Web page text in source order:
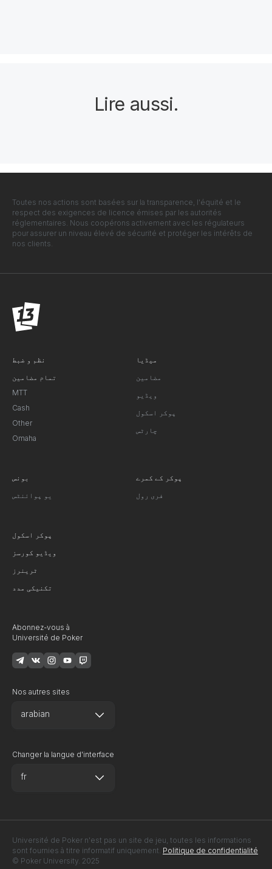
Lire aussi.
Toutes nos actions sont basées sur la transparence, l'équité et le
respect des exigences de licence émises par les autorités
réglementaires. Nous coopérons activement avec les régulateurs
pour assurer un niveau élevé de sécurité et protéger les intérêts de
nos clients.
نظم و ضبط
تمام مضامین
MTT
Cash
Other
Omaha
میڈیا
مضامین
ویڈیو
پوکر اسکول
چارٹس
بونس
یو پوائنٹس
پوکر کے کمرے
فری رول
پوکر اسکول
ویڈیو کورسز
ٹرینرز
تکنیکی مدد
Abonnez-vous à
Université de Poker
Nos autres sites
arabian
Changer la langue d'interface
fr
© Poker University. 2025
Université de Poker n'est pas un site de jeu, toutes les informations
sont fournies à titre informatif uniquement. Politique de confidentialité